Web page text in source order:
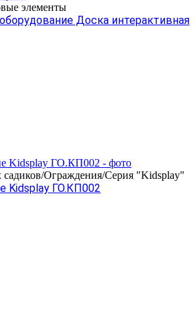
элементы
Доска интерактивная
садиков/Ограждения/Серия "Kidsplay"
Kidsplay ГО.КП002